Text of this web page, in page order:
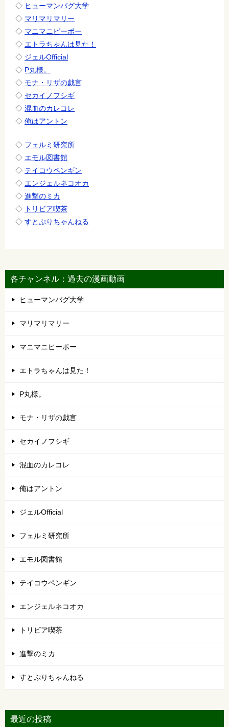
◇ ヒューマンバグ大学
◇ マリマリマリー
◇ マニマニピーポー
◇ エトラちゃんは見た！
◇ ジェルOfficial
◇ P丸様。
◇ モナ・リザの戯言
◇ セカイノフシギ
◇ 混血のカレコレ
◇ 俺はアントン
◇ フェルミ研究所
◇ エモル図書館
◇ テイコウペンギン
◇ エンジェルネコオカ
◇ 進撃のミカ
◇ トリビア喫茶
◇ すとぷりちゃんねる
各チャンネル：過去の漫画動画
ヒューマンバグ大学
マリマリマリー
マニマニピーポー
エトラちゃんは見た！
P丸様。
モナ・リザの戯言
セカイノフシギ
混血のカレコレ
俺はアントン
ジェルOfficial
フェルミ研究所
エモル図書館
テイコウペンギン
エンジェルネコオカ
トリビア喫茶
進撃のミカ
すとぷりちゃんねる
最近の投稿